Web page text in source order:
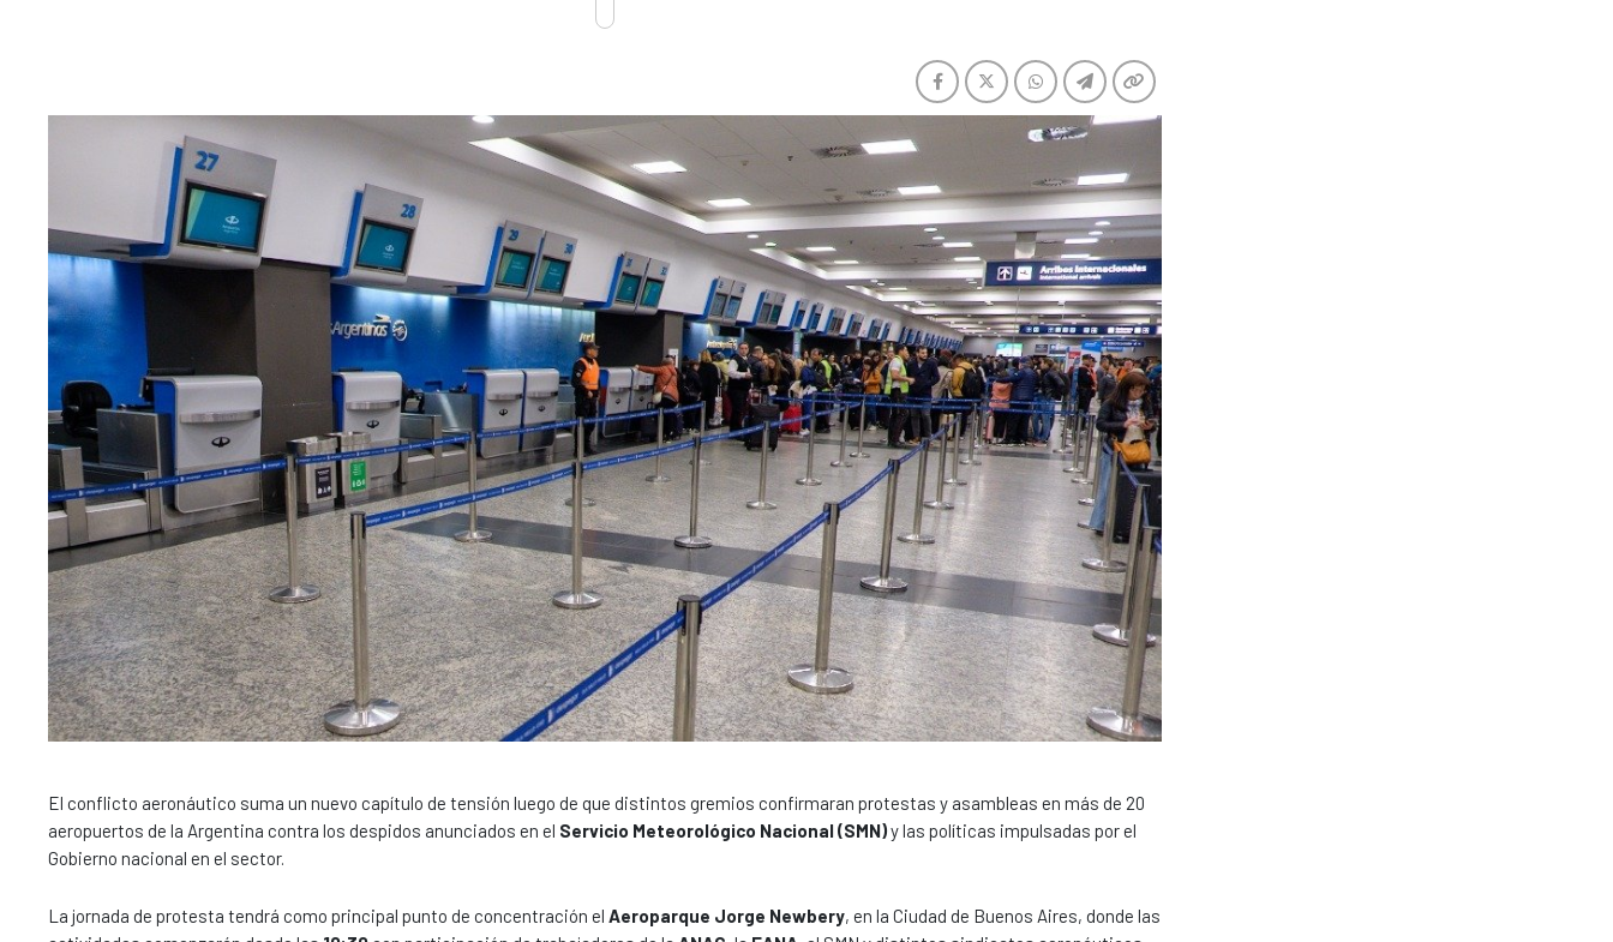
El conflicto aeronáutico suma un nuevo capítulo de tensión luego de que distintos gremios confirmaran protestas y asambleas en más de 20
aeropuertos de la Argentina contra los despidos anunciados en el Servicio Meteorológico Nacional (SMN)y las políticas impulsadas por el
Gobierno nacional en el sector.
La jornada de protesta tendrá como principal punto de concentración el Aeroparque Jorge Newbery, en la Ciudad de Buenos Aires, donde las